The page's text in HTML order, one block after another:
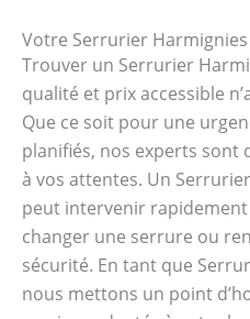
Votre Serrurier Harmignies
Trouver un Serrurier
qualité et prix accessible
Que ce soit pour une
planifiés, nos experts
à vos attentes. Un
peut intervenir
changer une serrure ou
sécurité. En tant que
nous mettons un point